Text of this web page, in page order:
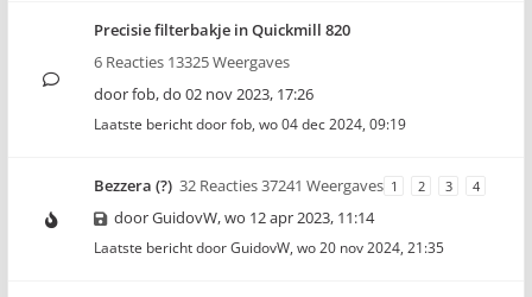
Precisie filterbakje in Quickmill 820
6 Reacties 13325 Weergaves
doorfob,do 02 nov 2023, 17:26
Laatste bericht doorfob, wo 04 dec 2024, 09:19
Bezzera (?) 32 Reacties 37241 Weergaves 1 2 3 4
doorGuidovW,wo 12 apr 2023, 11:14
Laatste bericht doorGuidovW, wo 20 nov 2024, 21:35